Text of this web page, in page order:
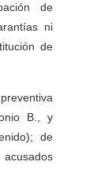
de
ni
de
B., y
de